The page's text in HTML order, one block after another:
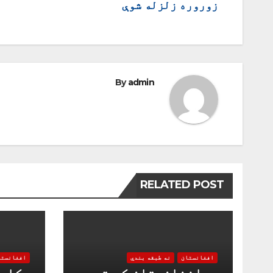
چليدنه
زوروره زلزله شوې
Byadmin
RELATED POST
افغانستان نه طبقه بندي